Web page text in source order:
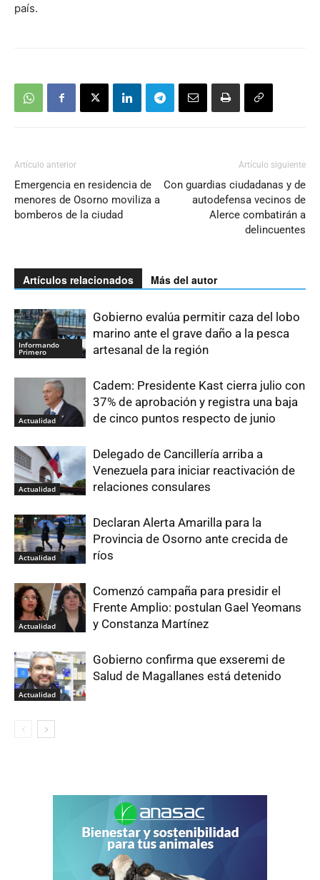
país.
Artículo anterior
Emergencia en residencia de
menores de Osorno moviliza a
bomberos de la ciudad
Artículo siguiente
Con guardias ciudadanas y de
autodefensa vecinos de
Alerce combatirán a
delincuentes
Artículos relacionados Más del autor
Informando
Primero
Gobierno evalúa permitir caza del lobo
marino ante el grave daño a la pesca
artesanal de la región
Actualidad
Cadem: Presidente Kast cierra julio con
37% de aprobación y registra una baja
de cinco puntos respecto de junio
Actualidad
Delegado de Cancillería arriba a
Venezuela para iniciar reactivación de
relaciones consulares
Actualidad
Declaran Alerta Amarilla para la
Provincia de Osorno ante crecida de
ríos
Actualidad
Comenzó campaña para presidir el
Frente Amplio: postulan Gael Yeomans
y Constanza Martínez
Actualidad
Gobierno confirma que exseremi de
Salud de Magallanes está detenido